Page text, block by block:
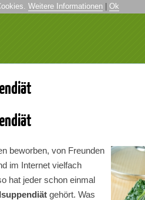
Weitere Informationen Ok
beworben, von Freunden
im Internet vielfach
hat jeder schon einmal
gehört. Was